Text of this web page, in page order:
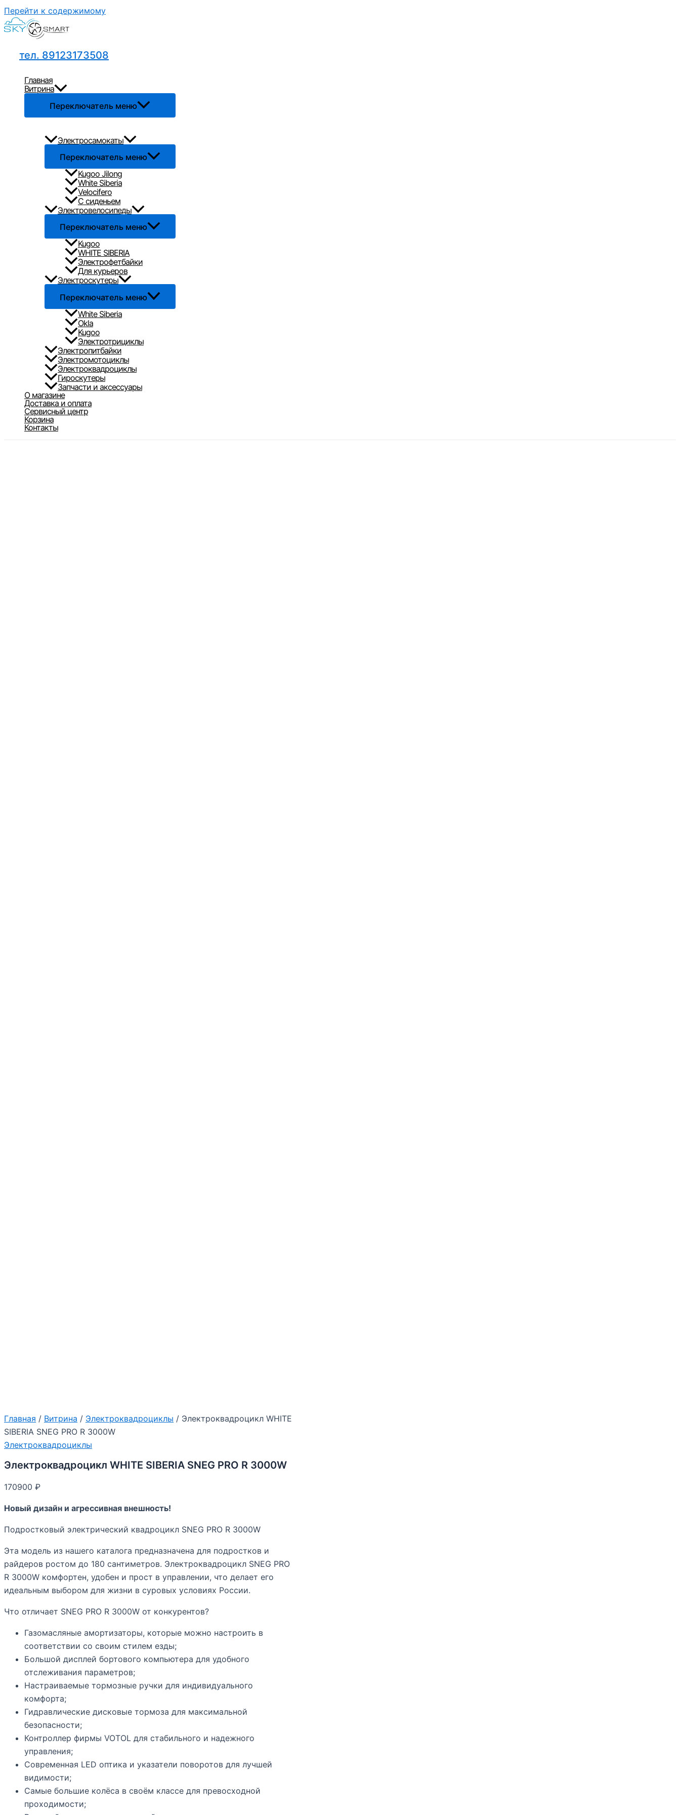
Перейти к содержимому
тел. 89123173508
Главная
Витрина
Переключатель меню
Электросамокаты
Переключатель меню
Kugoo Jilong
White Siberia
Velocifero
С сиденьем
Электровелосипеды
Переключатель меню
Kugoo
WHITE SIBERIA
Электрофетбайки
Для курьеров
Электроскутеры
Переключатель меню
White Siberia
Okla
Kugoo
Электротрициклы
Электропитбайки
Электромотоциклы
Электроквадроциклы
Гироскутеры
Запчасти и аксессуары
О магазине
Доставка и оплата
Сервисный центр
Корзина
Контакты
Главная / Витрина / Электроквадроциклы / Электроквадроцикл WHITE
SIBERIA SNEG PRO R 3000W
Электроквадроциклы
Электроквадроцикл WHITE SIBERIA SNEG PRO R 3000W
170900 ₽
Новый дизайн и агрессивная внешность!
Подростковый электрический квадроцикл SNEG PRO R 3000W
Эта модель из нашего каталога предназначена для подростков и
райдеров ростом до 180 сантиметров. Электроквадроцикл SNEG PRO
R 3000W комфортен, удобен и прост в управлении, что делает его
идеальным выбором для жизни в суровых условиях России.
Что отличает SNEG PRO R 3000W от конкурентов?
Газомасляные амортизаторы, которые можно настроить в
соответствии со своим стилем езды;
Большой дисплей бортового компьютера для удобного
отслеживания параметров;
Настраиваемые тормозные ручки для индивидуального
комфорта;
Гидравлические дисковые тормоза для максимальной
безопасности;
Контроллер фирмы VOTOL для стабильного и надежного
управления;
Современная LED оптика и указатели поворотов для лучшей
видимости;
Самые большие колёса в своём классе для превосходной
проходимости;